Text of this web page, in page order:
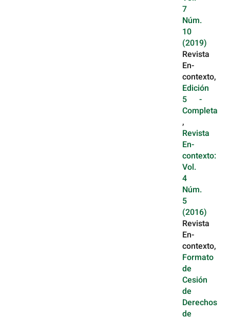
7
Núm.
10
(2019)
Revista
En-
contexto,
Edición
5 -
Completa
,
Revista
En-
contexto:
Vol.
4
Núm.
5
(2016)
Revista
En-
contexto,
Formato
de
Cesión
de
Derechos
de